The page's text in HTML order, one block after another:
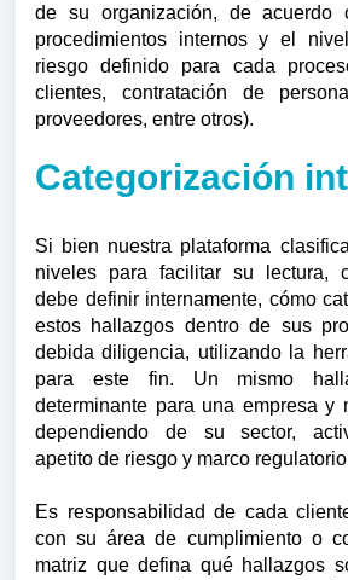
de su organización, de acuerdo
procedimientos internos y el
riesgo definido para cada
clientes, contratación de
proveedores, entre otros).
Categorización
Si bien nuestra plataforma
niveles para facilitar su lectura,
debe definir internamente, cómo
estos hallazgos dentro de sus
debida diligencia, utilizando la
para este fin. Un mismo
determinante para una empresa y
dependiendo de su sector,
apetito de riesgo y marco
Es responsabilidad de cada
con su área de cumplimiento o
matriz que defina qué hallazgos